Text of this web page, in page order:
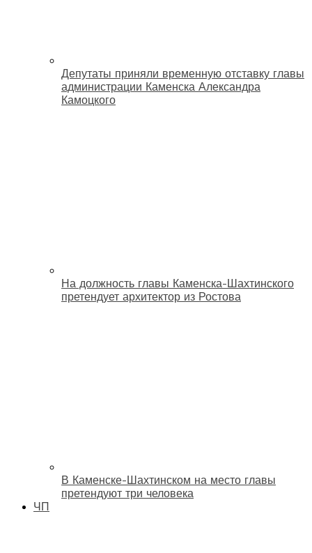
Депутаты приняли временную отставку главы
администрации Каменска Александра
Камоцкого
На должность главы Каменска-Шахтинского
претендует архитектор из Ростова
В Каменске-Шахтинском на место главы
претендуют три человека
ЧП